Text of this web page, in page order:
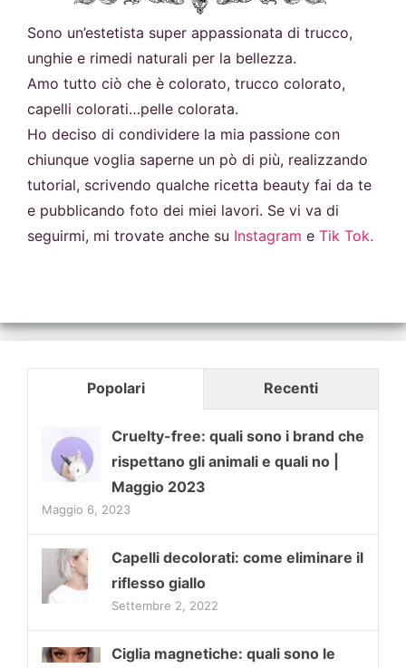
Sono un’estetista super appassionata di trucco,
unghie e rimedi naturali per la bellezza.
Amo tutto ciò che è colorato, trucco colorato,
capelli colorati…pelle colorata.
Ho deciso di condividere la mia passione con
chiunque voglia saperne un pò di più, realizzando
tutorial, scrivendo qualche ricetta beauty fai da te
e pubblicando foto dei miei lavori. Se vi va di
seguirmi, mi trovate anche su Instagram e Tik Tok.
Popolari Recenti
Cruelty-free: quali sono i brand che
rispettano gli animali e quali no |
Maggio 2023
Maggio 6, 2023
Capelli decolorati: come eliminare il
riflesso giallo
Settembre 2, 2022
Ciglia magnetiche: quali sono le